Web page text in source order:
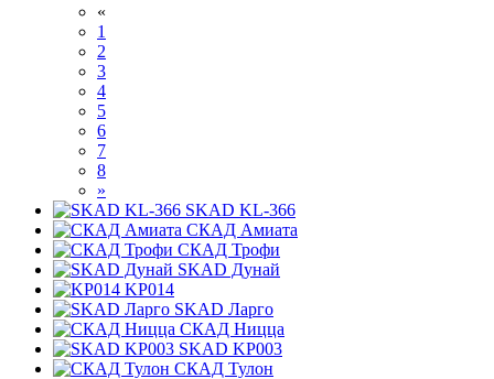
«
1
2
3
4
5
6
7
8
»
SKAD KL-366
СКАД Амиата
СКАД Трофи
SKAD Дунай
KP014
SKAD Ларго
СКАД Ницца
SKAD KP003
СКАД Тулон